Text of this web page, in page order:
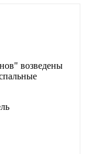
возведены